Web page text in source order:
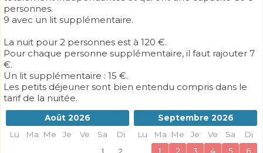
personnes.
9 avec un lit supplémentaire.
La nuit pour 2 personnes est à 120 €.
Pour chaque personne supplémentaire, il faut rajouter 7
€.
Un lit supplémentaire : 15 €.
Les petits déjeuner sont bien entendu compris dans le
tarif de la nuitée.
Août 2026
Lu
Ma Me Je Ve Sa Di
1
2
Septembre 2026
Lu
Ma Me Je Ve Sa
Di
1
2 3 4 5
6